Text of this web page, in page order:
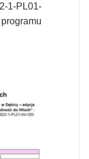
1-PL01-